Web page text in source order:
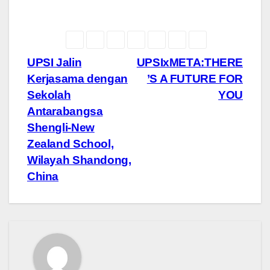
Navigasi
kiriman
UPSIxMETA:THERE
’S A FUTURE FOR
YOU
UPSI Jalin
Kerjasama dengan
Sekolah
Antarabangsa
Shengli-New
Zealand School,
Wilayah Shandong,
China